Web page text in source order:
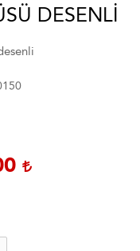
DESENLI